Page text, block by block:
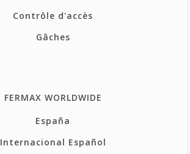
Contrôle d'accès
Gâches
FERMAX WORLDWIDE
España
Internacional Español